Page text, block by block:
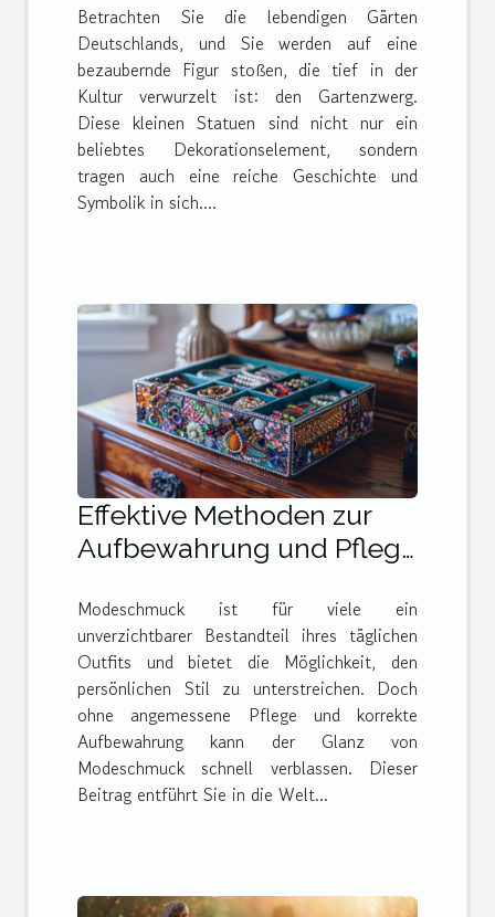
hinaus
Betrachten Sie die lebendigen Gärten
Deutschlands, und Sie werden auf eine
bezaubernde Figur stoßen, die tief in der
Kultur verwurzelt ist: den Gartenzwerg.
Diese kleinen Statuen sind nicht nur ein
beliebtes Dekorationselement, sondern
tragen auch eine reiche Geschichte und
Symbolik in sich....
Effektive Methoden zur
Aufbewahrung und Pflege
Modeschmuck ist für viele ein
unverzichtbarer Bestandteil ihres täglichen
Outfits und bietet die Möglichkeit, den
persönlichen Stil zu unterstreichen. Doch
ohne angemessene Pflege und korrekte
Aufbewahrung kann der Glanz von
Modeschmuck schnell verblassen. Dieser
Beitrag entführt Sie in die Welt...